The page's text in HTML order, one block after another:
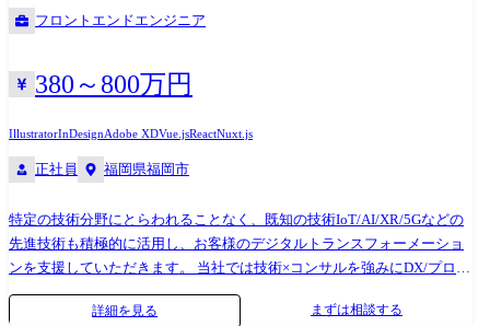
フロントエンドエンジニア
380～800万円
IllustratorInDesignAdobe XDVue.jsReactNuxt.js
正社員 福岡県福岡市
特定の技術分野にとらわれることなく、既知の技術IoT/AI/XR/5Gなどの
先進技術も積極的に活用し、お客様のデジタルトランスフォーメーショ
ンを支援していただきます。 当社では技術×コンサルを強みにDX/プロダ
クト・サービス開発/SaaS開発案件を、直接大手企業やスタートアップ系
企業から多くご相談いただいており、顧客・市場に寄り添いつつも社員
詳細を見る まずは相談する